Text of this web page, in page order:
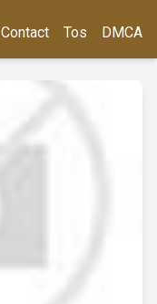
Contact Tos DMCA